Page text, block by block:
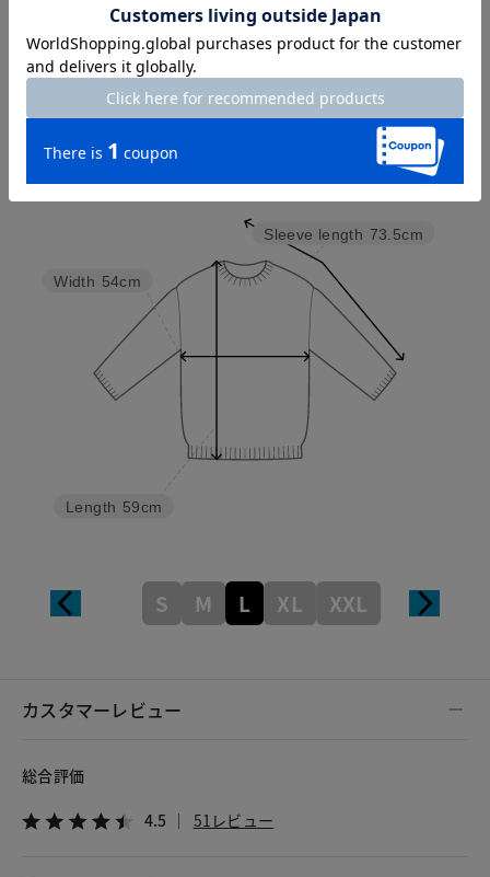
Check the recommended size
Sleeve length 73.5cm
Length 59cm
Width 54cm
S M L XL XXL
カスタマーレビュー
総合評価
4.5 51レビュー